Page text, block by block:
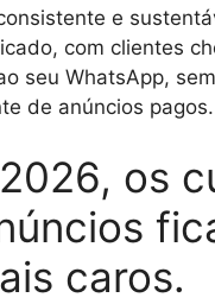
e
com clientes
seu WhatsApp,
de anúncios pagos.
os
caros.